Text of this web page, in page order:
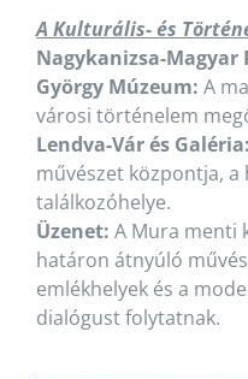
A Kulturális- és
Nagykanizsa-Magyar
György Múzeum: A
városi történelem
Lendva-Vár és Galéria:
művészet központja,
találkozóhelye.
Üzenet: A Mura menti
határon átnyúló
emlékhelyek és a
dialógust folytatnak.